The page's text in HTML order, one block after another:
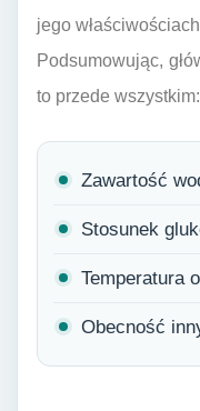
jego
Podsumowując,
to przede wszystkim:
Zawartość
Stosunek
Temperatura
Obecność